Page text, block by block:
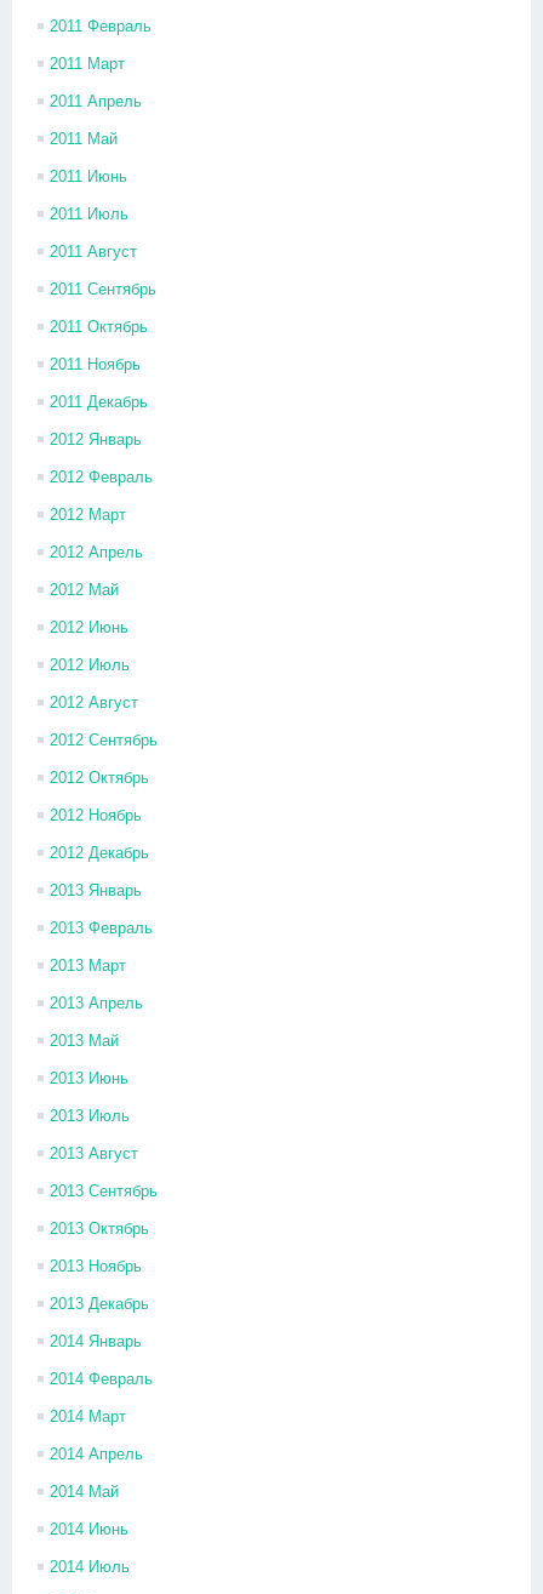
2011 Февраль
2011 Март
2011 Апрель
2011 Май
2011 Июнь
2011 Июль
2011 Август
2011 Сентябрь
2011 Октябрь
2011 Ноябрь
2011 Декабрь
2012 Январь
2012 Февраль
2012 Март
2012 Апрель
2012 Май
2012 Июнь
2012 Июль
2012 Август
2012 Сентябрь
2012 Октябрь
2012 Ноябрь
2012 Декабрь
2013 Январь
2013 Февраль
2013 Март
2013 Апрель
2013 Май
2013 Июнь
2013 Июль
2013 Август
2013 Сентябрь
2013 Октябрь
2013 Ноябрь
2013 Декабрь
2014 Январь
2014 Февраль
2014 Март
2014 Апрель
2014 Май
2014 Июнь
2014 Июль